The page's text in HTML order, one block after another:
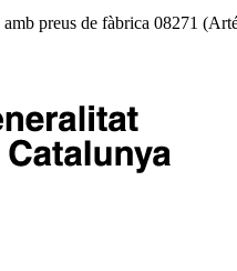
preus de fàbrica 08271